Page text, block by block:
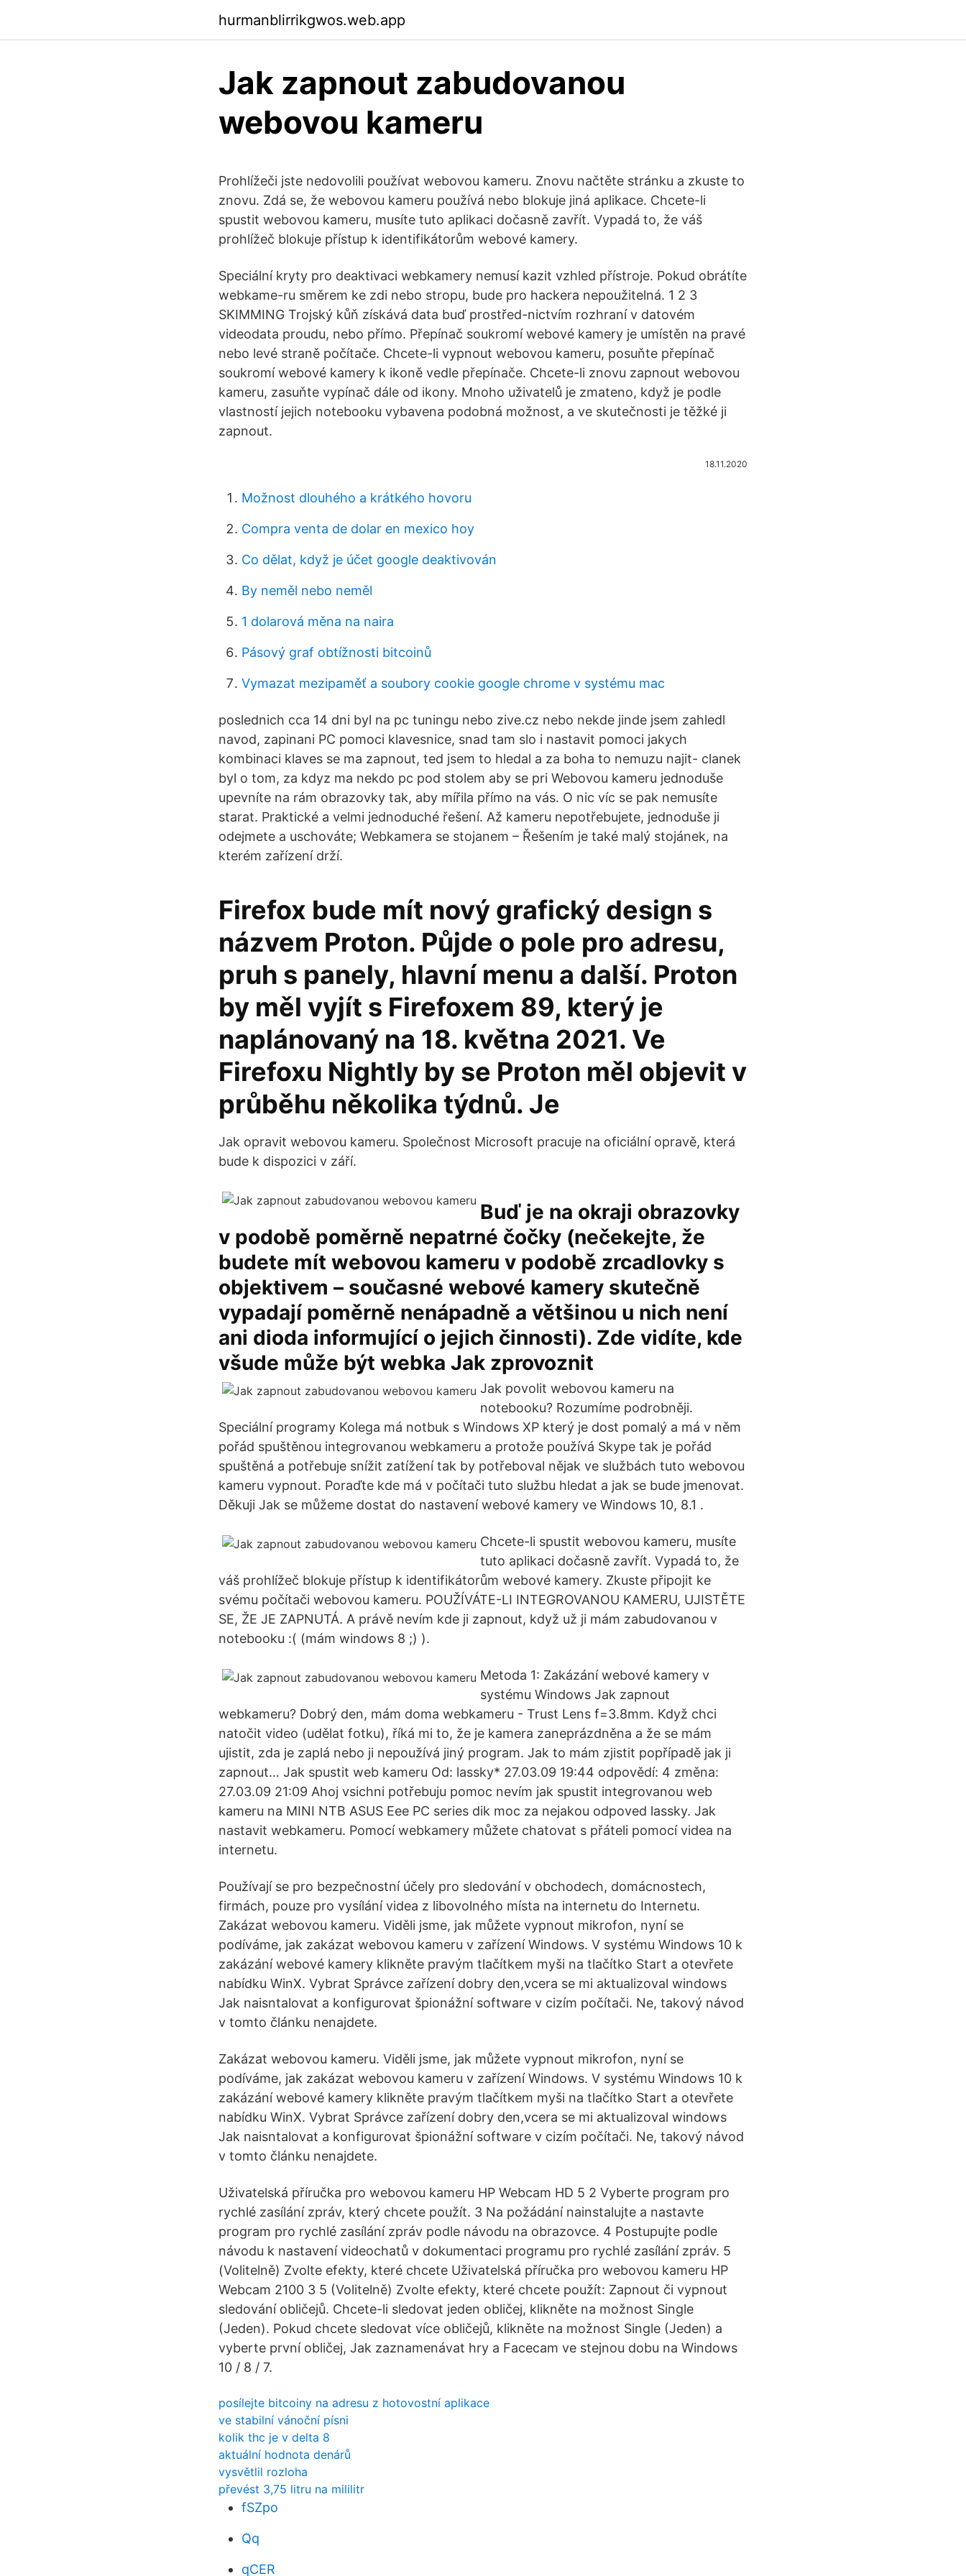
hurmanblirrikgwos.web.app
Jak zapnout zabudovanou
webovou kameru
Prohlížeči jste nedovolili používat webovou kameru. Znovu načtěte stránku a zkuste to
znovu. Zdá se, že webovou kameru používá nebo blokuje jiná aplikace. Chcete-li
spustit webovou kameru, musíte tuto aplikaci dočasně zavřít. Vypadá to, že váš
prohlížeč blokuje přístup k identifikátorům webové kamery.
Speciální kryty pro deaktivaci webkamery nemusí kazit vzhled přístroje. Pokud obrátíte
webkame-ru směrem ke zdi nebo stropu, bude pro hackera nepoužitelná. 1 2 3
SKIMMING Trojský kůň získává data buď prostřed-nictvím rozhraní v datovém
videodata proudu, nebo přímo. Přepínač soukromí webové kamery je umístěn na pravé
nebo levé straně počítače. Chcete-li vypnout webovou kameru, posuňte přepínač
soukromí webové kamery k ikoně vedle přepínače. Chcete-li znovu zapnout webovou
kameru, zasuňte vypínač dále od ikony. Mnoho uživatelů je zmateno, když je podle
vlastností jejich notebooku vybavena podobná možnost, a ve skutečnosti je těžké ji
zapnout.
18.11.2020
Možnost dlouhého a krátkého hovoru
Compra venta de dolar en mexico hoy
Co dělat, když je účet google deaktivován
By neměl nebo neměl
1 dolarová měna na naira
Pásový graf obtížnosti bitcoinů
Vymazat mezipaměť a soubory cookie google chrome v systému mac
poslednich cca 14 dni byl na pc tuningu nebo zive.cz nebo nekde jinde jsem zahledl
navod, zapinani PC pomoci klavesnice, snad tam slo i nastavit pomoci jakych
kombinaci klaves se ma zapnout, ted jsem to hledal a za boha to nemuzu najit- clanek
byl o tom, za kdyz ma nekdo pc pod stolem aby se pri Webovou kameru jednoduše
upevníte na rám obrazovky tak, aby mířila přímo na vás. O nic víc se pak nemusíte
starat. Praktické a velmi jednoduché řešení. Až kameru nepotřebujete, jednoduše ji
odejmete a uschováte; Webkamera se stojanem – Řešením je také malý stojánek, na
kterém zařízení drží.
Firefox bude mít nový grafický design s
názvem Proton. Půjde o pole pro adresu,
pruh s panely, hlavní menu a další. Proton
by měl vyjít s Firefoxem 89, který je
naplánovaný na 18. května 2021. Ve
Firefoxu Nightly by se Proton měl objevit v
průběhu několika týdnů. Je
Jak opravit webovou kameru. Společnost Microsoft pracuje na oficiální opravě, která
bude k dispozici v září.
Buď je na okraji obrazovky
v podobě poměrně nepatrné čočky (nečekejte, že
budete mít webovou kameru v podobě zrcadlovky s
objektivem – současné webové kamery skutečně
vypadají poměrně nenápadně a většinou u nich není
ani dioda informující o jejich činnosti). Zde vidíte, kde
všude může být webka Jak zprovoznit
Jak povolit webovou kameru na
notebooku? Rozumíme podrobněji.
Speciální programy Kolega má notbuk s Windows XP který je dost pomalý a má v něm
pořád spuštěnou integrovanou webkameru a protože používá Skype tak je pořád
spuštěná a potřebuje snížit zatížení tak by potřeboval nějak ve službách tuto webovou
kameru vypnout. Poraďte kde má v počítači tuto službu hledat a jak se bude jmenovat.
Děkuji Jak se můžeme dostat do nastavení webové kamery ve Windows 10, 8.1 .
Chcete-li spustit webovou kameru, musíte
tuto aplikaci dočasně zavřít. Vypadá to, že
váš prohlížeč blokuje přístup k identifikátorům webové kamery. Zkuste připojit ke
svému počítači webovou kameru. POUŽÍVÁTE-LI INTEGROVANOU KAMERU, UJISTĚTE
SE, ŽE JE ZAPNUTÁ. A právě nevím kde ji zapnout, když už ji mám zabudovanou v
notebooku :( (mám windows 8 ;) ).
Metoda 1: Zakázání webové kamery v
systému Windows Jak zapnout
webkameru? Dobrý den, mám doma webkameru - Trust Lens f=3.8mm. Když chci
natočit video (udělat fotku), říká mi to, že je kamera zaneprázdněna a že se mám
ujistit, zda je zaplá nebo ji nepoužívá jiný program. Jak to mám zjistit popřípadě jak ji
zapnout… Jak spustit web kameru Od: lassky* 27.03.09 19:44 odpovědí: 4 změna:
27.03.09 21:09 Ahoj vsichni potřebuju pomoc nevím jak spustit integrovanou web
kameru na MINI NTB ASUS Eee PC series dik moc za nejakou odpoved lassky. Jak
nastavit webkameru. Pomocí webkamery můžete chatovat s přáteli pomocí videa na
internetu.
Používají se pro bezpečnostní účely pro sledování v obchodech, domácnostech,
firmách, pouze pro vysílání videa z libovolného místa na internetu do Internetu.
Zakázat webovou kameru. Viděli jsme, jak můžete vypnout mikrofon, nyní se
podíváme, jak zakázat webovou kameru v zařízení Windows. V systému Windows 10 k
zakázání webové kamery klikněte pravým tlačítkem myši na tlačítko Start a otevřete
nabídku WinX. Vybrat Správce zařízení dobry den,vcera se mi aktualizoval windows
Jak naisntalovat a konfigurovat špionážní software v cizím počítači. Ne, takový návod
v tomto článku nenajdete.
Zakázat webovou kameru. Viděli jsme, jak můžete vypnout mikrofon, nyní se
podíváme, jak zakázat webovou kameru v zařízení Windows. V systému Windows 10 k
zakázání webové kamery klikněte pravým tlačítkem myši na tlačítko Start a otevřete
nabídku WinX. Vybrat Správce zařízení dobry den,vcera se mi aktualizoval windows
Jak naisntalovat a konfigurovat špionážní software v cizím počítači. Ne, takový návod
v tomto článku nenajdete.
Uživatelská příručka pro webovou kameru HP Webcam HD 5 2 Vyberte program pro
rychlé zasílání zpráv, který chcete použít. 3 Na požádání nainstalujte a nastavte
program pro rychlé zasílání zpráv podle návodu na obrazovce. 4 Postupujte podle
návodu k nastavení videochatů v dokumentaci programu pro rychlé zasílání zpráv. 5
(Volitelně) Zvolte efekty, které chcete Uživatelská příručka pro webovou kameru HP
Webcam 2100 3 5 (Volitelně) Zvolte efekty, které chcete použít: Zapnout či vypnout
sledování obličejů. Chcete-li sledovat jeden obličej, klikněte na možnost Single
(Jeden). Pokud chcete sledovat více obličejů, klikněte na možnost Single (Jeden) a
vyberte první obličej, Jak zaznamenávat hry a Facecam ve stejnou dobu na Windows
10 / 8 / 7.
posílejte bitcoiny na adresu z hotovostní aplikace
ve stabilní vánoční písni
kolik thc je v delta 8
aktuální hodnota denárů
vysvětlil rozloha
převést 3,75 litru na mililitr
fSZpo
Qq
qCER